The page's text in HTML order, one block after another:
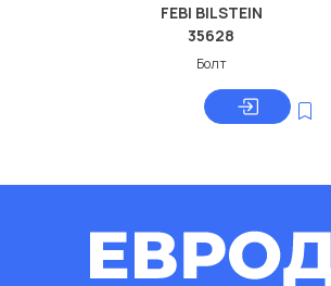
FEBI BILSTEIN
35628
Болт